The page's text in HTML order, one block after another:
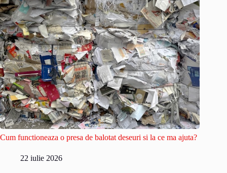
Cum functioneaza o presa de balotat deseuri si la ce ma ajuta?
22 iulie 2026